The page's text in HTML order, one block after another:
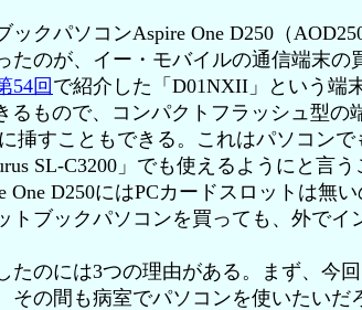
ックパソコンAspire One D250（
たのが、イー・モバイルの通信端末の
54回で紹介した「D01NXII」という端
るもので、コンパクトフラッシュ型
挿すこともできる。これはパソコン
SL-C3200」でも使えるようにと言
D250にはPCカードスロットは無
トブックパソコンを買っても、外でイ
のには3つの理由がある。まず、今
その間も病室でパソコンを使いたいだ